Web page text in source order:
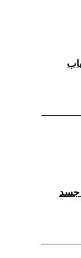
جسد